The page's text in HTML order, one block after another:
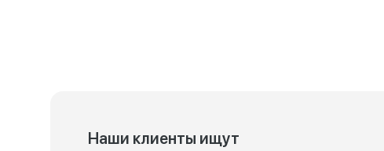
Наши клиенты ищут